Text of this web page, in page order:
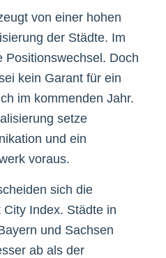
von einer hohen
der Städte. Im
Positionswechsel. Doch
kein Garant für ein
im kommenden Jahr.
setze
und ein
voraus.
sich die
Index. Städte in
und Sachsen
ab als der